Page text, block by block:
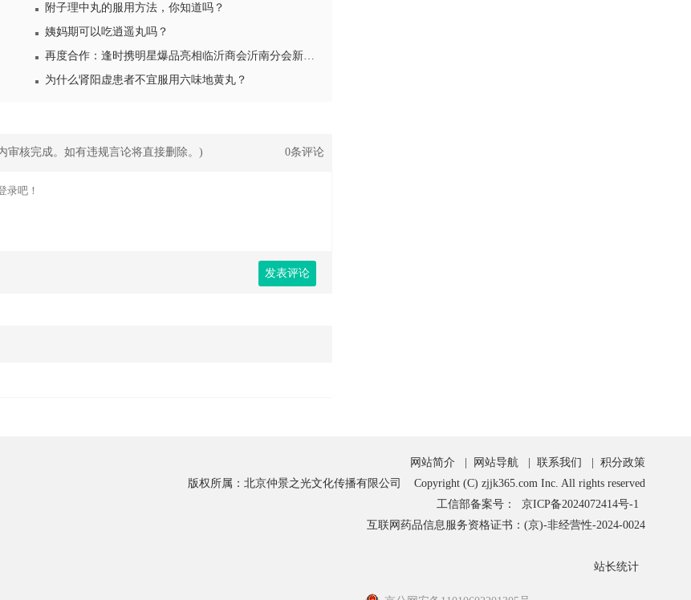
附子理中丸的服用方法，你知道吗？
姨妈期可以吃逍遥丸吗？
再度合作：逢时携明星爆品亮相临沂商会沂南分会新春年会
为什么肾阳虚患者不宜服用六味地黄丸？
审核完成。如有违规言论将直接删除。) 0条评论
发表评论
网站简介 网站导航 联系我们
积分政策
版权所属：北京仲景之光文化传播有限公司 Copyright (C) zjjk365.com Inc. All rights reserved
工信部备案号：
京ICP备2024072414号-1
互联网药品信息服务资格证书：(京)-非经营性-2024-0024
站长统计